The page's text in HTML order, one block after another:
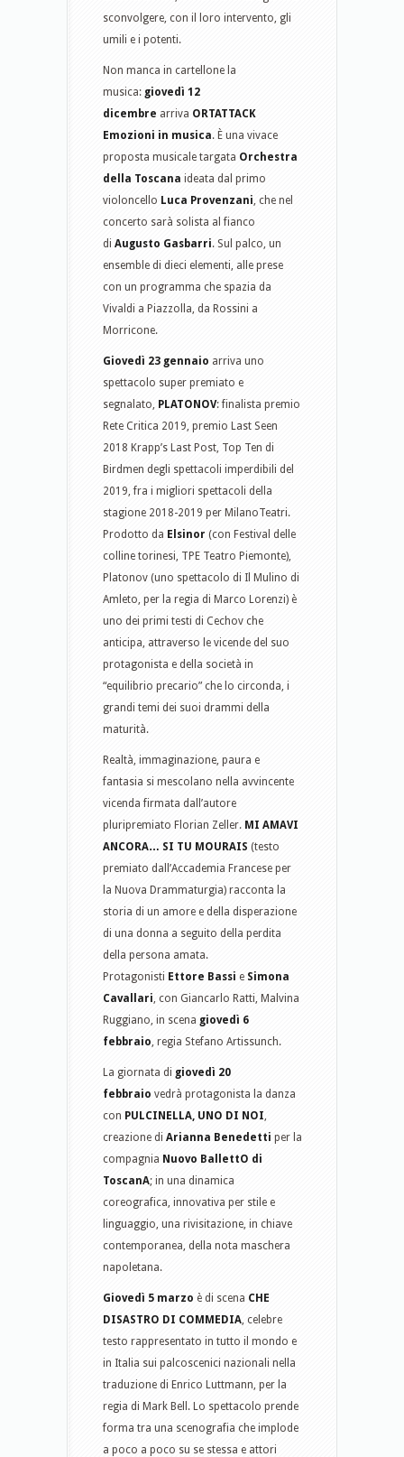
sconvolgere, con il loro intervento, gli
umili e i potenti.
Non manca in cartellone la
musica: giovedì 12
dicembre arriva ORTATTACK
Emozioni in musica. È una vivace
proposta musicale targata Orchestra
della Toscana ideata dal primo
violoncello Luca Provenzani, che nel
concerto sarà solista al fianco
di Augusto Gasbarri. Sul palco, un
ensemble di dieci elementi, alle prese
con un programma che spazia da
Vivaldi a Piazzolla, da Rossini a
Morricone.
Giovedì 23 gennaio arriva uno
spettacolo super premiato e
segnalato, PLATONOV: finalista premio
Rete Critica 2019, premio Last Seen
2018 Krapp’s Last Post, Top Ten di
Birdmen degli spettacoli imperdibili del
2019, fra i migliori spettacoli della
stagione 2018-2019 per MilanoTeatri.
Prodotto da Elsinor (con Festival delle
colline torinesi, TPE Teatro Piemonte),
Platonov (uno spettacolo di Il Mulino di
Amleto, per la regia di Marco Lorenzi) è
uno dei primi testi di Cechov che
anticipa, attraverso le vicende del suo
protagonista e della società in
“equilibrio precario” che lo circonda, i
grandi temi dei suoi drammi della
maturità.
Realtà, immaginazione, paura e
fantasia si mescolano nella avvincente
vicenda firmata dall’autore
pluripremiato Florian Zeller. MI AMAVI
ANCORA… SI TU MOURAIS (testo
premiato dall’Accademia Francese per
la Nuova Drammaturgia) racconta la
storia di un amore e della disperazione
di una donna a seguito della perdita
della persona amata.
Protagonisti Ettore Bassi e Simona
Cavallari, con Giancarlo Ratti, Malvina
Ruggiano, in scena giovedì 6
febbraio, regia Stefano Artissunch.
La giornata di giovedì 20
febbraio vedrà protagonista la danza
con PULCINELLA, UNO DI NOI,
creazione di Arianna Benedetti per la
compagnia Nuovo BallettO di
ToscanA; in una dinamica
coreografica, innovativa per stile e
linguaggio, una rivisitazione, in chiave
contemporanea, della nota maschera
napoletana.
Giovedì 5 marzo è di scena CHE
DISASTRO DI COMMEDIA, celebre
testo rappresentato in tutto il mondo e
in Italia sui palcoscenici nazionali nella
traduzione di Enrico Luttmann, per la
regia di Mark Bell. Lo spettacolo prende
forma tra una scenografia che implode
a poco a poco su se stessa e attori